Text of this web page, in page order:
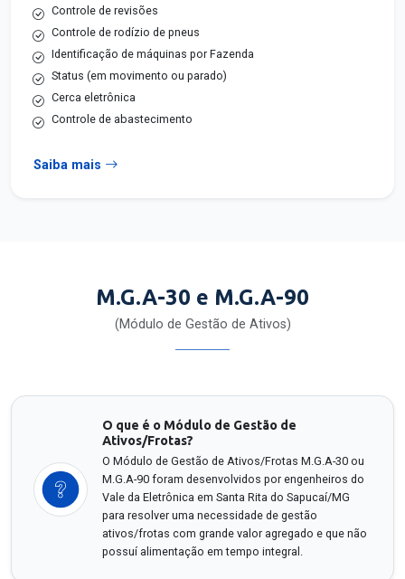
Controle de revisões
Controle de rodízio de pneus
Identificação de máquinas por Fazenda
Status (em movimento ou parado)
Cerca eletrônica
Controle de abastecimento
Saiba mais
M.G.A-30 e M.G.A-90
(Módulo de Gestão de Ativos)
O que é o Módulo de Gestão de
Ativos/Frotas?
O Módulo de Gestão de Ativos/Frotas M.G.A-30 ou
M.G.A-90 foram desenvolvidos por engenheiros do
Vale da Eletrônica em Santa Rita do Sapucaí/MG
para resolver uma necessidade de gestão
ativos/frotas com grande valor agregado e que não
possuí alimentação em tempo integral.